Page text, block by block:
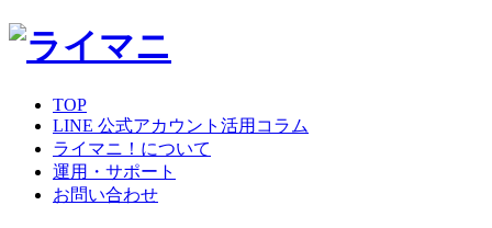
TOP
LINE 公式アカウント活用コラム
ライマニ！について
運用・サポート
お問い合わせ